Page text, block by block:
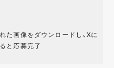
セーションボ
AR
た画像をダウンロードし、Xに
と応募完了